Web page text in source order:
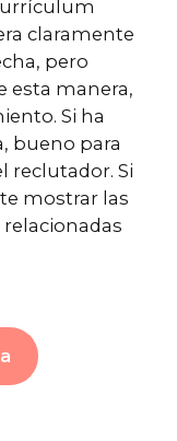
claramente
pero
esta manera,
Si ha
bueno para
reclutador. Si
mostrar las